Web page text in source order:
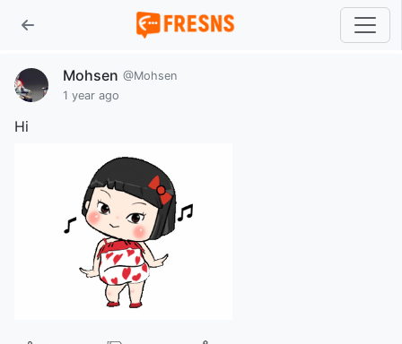
Mohsen @Mohsen
1 year ago
Hi